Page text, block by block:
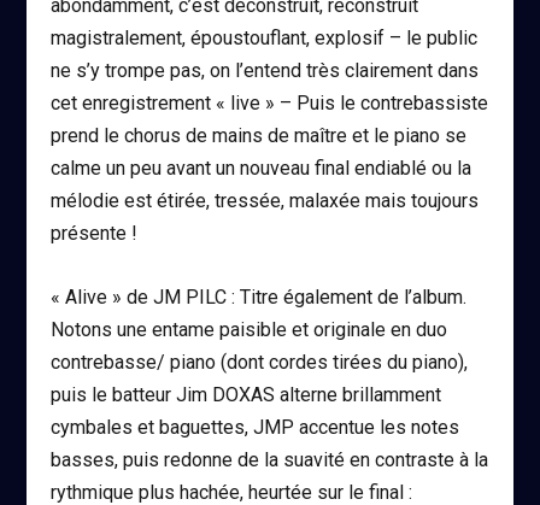
abondamment, c’est déconstruit, reconstruit
magistralement, époustouflant, explosif – le public
ne s’y trompe pas, on l’entend très clairement dans
cet enregistrement « live » – Puis le contrebassiste
prend le chorus de mains de maître et le piano se
calme un peu avant un nouveau final endiablé ou la
mélodie est étirée, tressée, malaxée mais toujours
présente !
« Alive » de JM PILC : Titre également de l’album.
Notons une entame paisible et originale en duo
contrebasse/ piano (dont cordes tirées du piano),
puis le batteurJim DOXASalterne brillamment
cymbales et baguettes,JMP accentue les notes
basses, puis redonne de la suavité en contraste à la
rythmique plus hachée, heurtée sur le final :